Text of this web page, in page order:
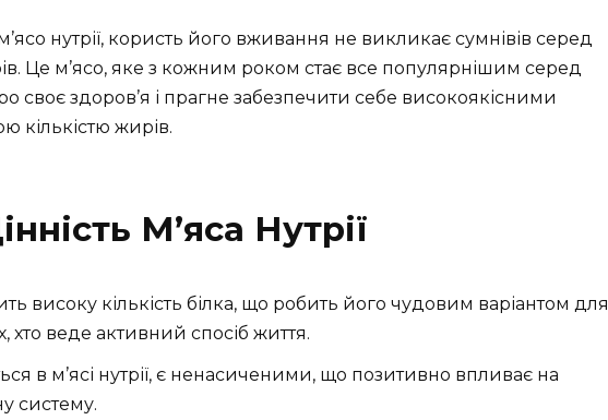
нутрії, користь його вживання не викликає сумнівів серед
Це м’ясо, яке з кожним роком стає все популярнішим серед
своє здоров’я і прагне забезпечити себе високоякісними
кількістю жирів.
М’яса Нутрії
високу кількість білка, що робить його чудовим варіантом для
хто веде активний спосіб життя.
в м’ясі нутрії, є ненасиченими, що позитивно впливає на
систему.